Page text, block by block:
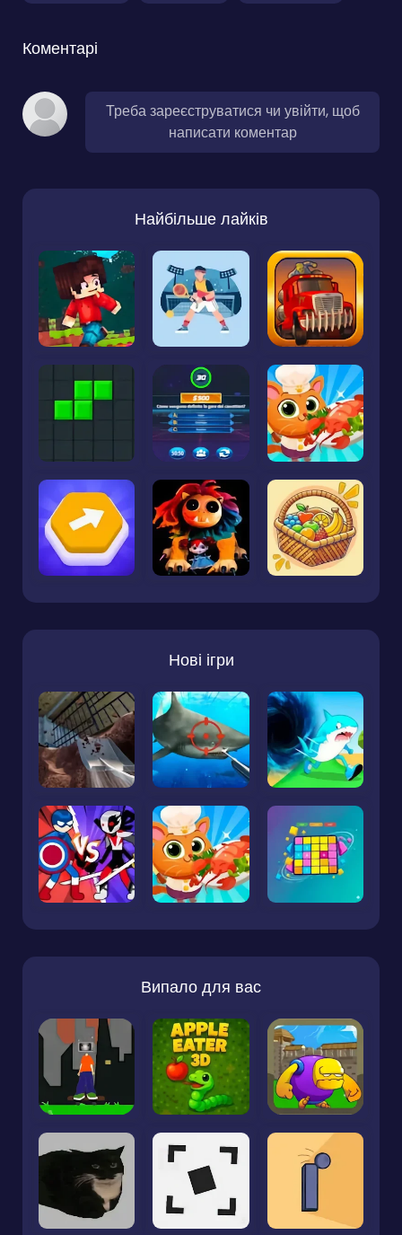
Коментарі
Треба зареєструватися чи увійти, щоб
написати коментар
Найбільше лайків
Нові ігри
Випало для вас